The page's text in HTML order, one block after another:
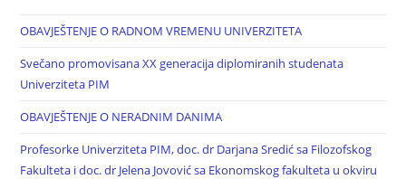
OBAVJEŠTENJE O RADNOM VREMENU UNIVERZITETA
Svečano promovisana XX generacija diplomiranih studenata
Univerziteta PIM
OBAVJEŠTENJE O NERADNIM DANIMA
Profesorke Univerziteta PIM, doc. dr Darjana Sredić sa Filozofskog
Fakulteta i doc. dr Jelena Jovović sa Ekonomskog fakulteta u okviru